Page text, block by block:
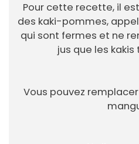
Pour cette recette, il
des kaki-pommes,
qui sont fermes et ne
jus que les
Vous pouvez